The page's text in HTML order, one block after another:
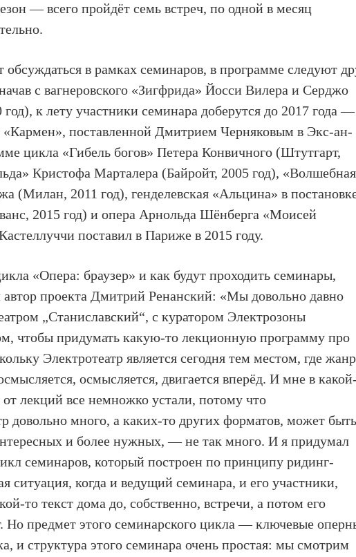
— всего пройдёт семь встреч, по одной в месяц
обсуждаться в рамках семинаров, в программе следуют
с вагнеровского «Зигфрида» Йосси Вилера и Серджо
к лету участники семинара доберутся до 2017 года —
«Кармен», поставленной Дмитрием Черняковым в Экс-ан-
цикла «Гибель богов» Петера Конвичного (Штутгарт,
Кристофа Марталера (Байройт, 2005 год), «Волшебная
(Милан, 2011 год), генделевская «Альцина» в
2015 год) и опера Арнольда Шёнберга «Моисей
поставил в Париже в 2015 году.
«Опера: браузер» и как будут проходить семинары,
проекта Дмитрий Ренанский: «Мы довольно давно
„Станиславский“, с куратором Электрозоны
чтобы придумать какую-то лекционную программу про
Электротеатр является сегодня тем местом, где жанр
осмысляется, двигается вперёд. И мне в какой-
лекций все немножко устали, потому что
довольно много, а каких-то других форматов, может
и более нужных, — не так много. И я придумал
семинаров, который построен по принципу ридинг-
ситуация, когда и ведущий семинара, и его участники,
то текст дома до, собственно, встречи, а потом его
Но предмет этого семинарского цикла — ключевые
и структура этого семинара очень простая: мы смотрим